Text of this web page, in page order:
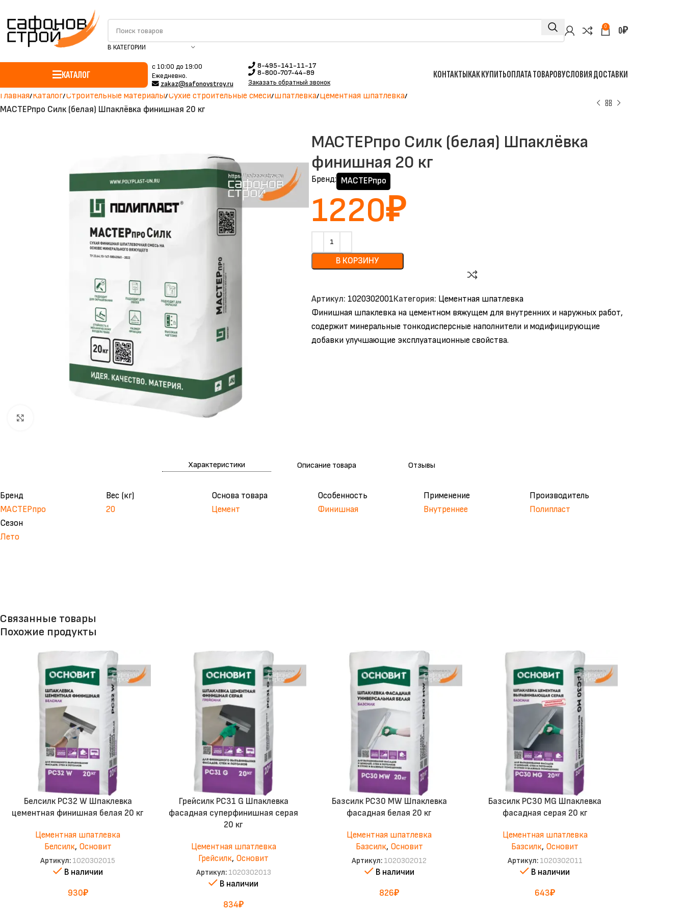
В КАТЕГОРИИ
0 0₽
КАТАЛОГ
c 10:00 до 19:00
Ежедневно.
zakaz@safonovstroy.ru
8-495-141-11-17
8-800-707-44-89
Заказать обратный звонок
КОНТАКТЫКАК КУПИТЬОПЛАТА ТОВАРОВУСЛОВИЯ ДОСТАВКИ
Главная Каталог Строительные материалы Сухие строительные смеси Шпатлевка Цементная шпатлевка
МАСТЕРпро Силк (белая) Шпаклёвка финишная 20 кг
МАСТЕРпро Силк (белая) Шпаклёвка
финишная 20 кг
Бренд: МАСТЕРпро
1220₽
В КОРЗИНУ
Артикул: 1020302001Категория: Цементная шпатлевка
Финишная шпаклевка на цементном вяжущем для внутренних и наружных работ,
содержит минеральные тонкодисперсные наполнители и модифицирующие
добавки улучшающие эксплуатационные свойства.
Характеристики Описание товара Отзывы
Бренд
МАСТЕРпро
Вес (кг)
20
Основа товара
Цемент
Особенность
Финишная
Применение
Внутреннее
Производитель
Полипласт
Сезон
Лето
Связанные товары
Похожие продукты
Белсилк PC32 W Шпаклевка
цементная финишная белая 20 кг
Цементная шпатлевка
Белсилк, Основит
Артикул: 1020302015
В наличии
930₽
Грейсилк PC31 G Шпаклевка
фасадная суперфинишная серая
20 кг
Цементная шпатлевка
Грейсилк, Основит
Артикул: 1020302013
В наличии
834₽
Базсилк PC30 MW Шпаклевка
фасадная белая 20 кг
Цементная шпатлевка
Базсилк, Основит
Артикул: 1020302012
В наличии
826₽
Базсилк PC30 MG Шпаклевка
фасадная серая 20 кг
Цементная шпатлевка
Базсилк, Основит
Артикул: 1020302011
В наличии
643₽